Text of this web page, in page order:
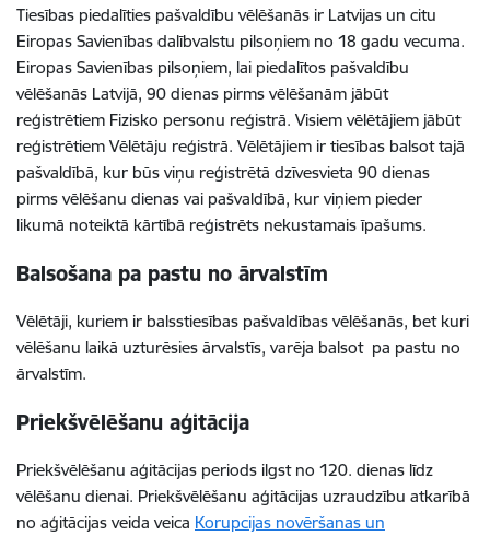
Tiesības piedalīties pašvaldību vēlēšanās ir Latvijas un citu
Eiropas Savienības dalībvalstu pilsoņiem no 18 gadu vecuma.
Eiropas Savienības pilsoņiem, lai piedalītos pašvaldību
vēlēšanās Latvijā, 90 dienas pirms vēlēšanām jābūt
reģistrētiem Fizisko personu reģistrā. Visiem vēlētājiem jābūt
reģistrētiem Vēlētāju reģistrā. Vēlētājiem ir tiesības balsot tajā
pašvaldībā, kur būs viņu reģistrētā dzīvesvieta 90 dienas
pirms vēlēšanu dienas vai pašvaldībā, kur viņiem pieder
likumā noteiktā kārtībā reģistrēts nekustamais īpašums.
Balsošana pa pastu no ārvalstīm
Vēlētāji, kuriem ir balsstiesības pašvaldības vēlēšanās, bet kuri
vēlēšanu laikā uzturēsies ārvalstīs, varēja balsot pa pastu no
ārvalstīm.
Priekšvēlēšanu aģitācija
Priekšvēlēšanu aģitācijas periods ilgst no 120. dienas līdz
vēlēšanu dienai. Priekšvēlēšanu aģitācijas uzraudzību atkarībā
no aģitācijas veida veica Korupcijas novēršanas un